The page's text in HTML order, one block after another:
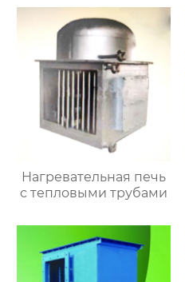
Нагревательная печь
с тепловыми трубами